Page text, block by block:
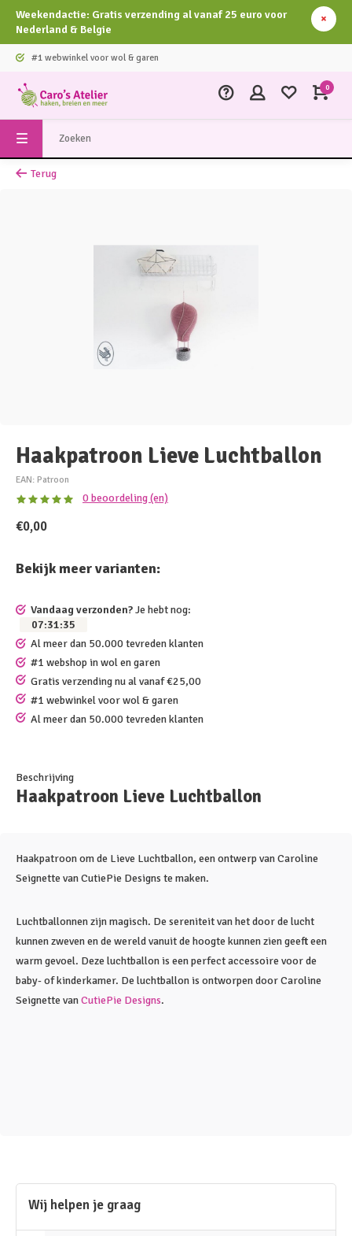
Weekendactie: Gratis verzending al vanaf 25 euro voor
Nederland & Belgie
#1 webwinkel voor wol & garen
0
Terug
Haakpatroon Lieve Luchtballon
EAN: Patroon
0 beoordeling (en)
€0,00
Bekijk meer varianten:
Vandaag verzonden?Je hebt nog:
07:31:35
Al meer dan 50.000 tevreden klanten
#1 webshop in wol en garen
Gratis verzending nu al vanaf €25,00
#1 webwinkel voor wol & garen
Al meer dan 50.000 tevreden klanten
Beschrijving
Haakpatroon Lieve Luchtballon
Haakpatroon om de Lieve Luchtballon, een ontwerp van Caroline
Seignette van CutiePie Designs te maken.
Luchtballonnen zijn magisch. De sereniteit van het door de lucht
kunnen zweven en de wereld vanuit de hoogte kunnen zien geeft een
warm gevoel. Deze luchtballon is een perfect accessoire voor de
baby- of kinderkamer. De luchtballon is ontworpen door Caroline
Seignette vanCutiePie Designs.
Wij helpen je graag